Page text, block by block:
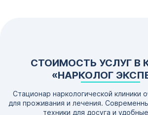
СТОИМОСТЬ УСЛУГ В
«НАРКОЛОГ
Стационар наркологической клиники
для проживания и лечения.
техники для досуга и